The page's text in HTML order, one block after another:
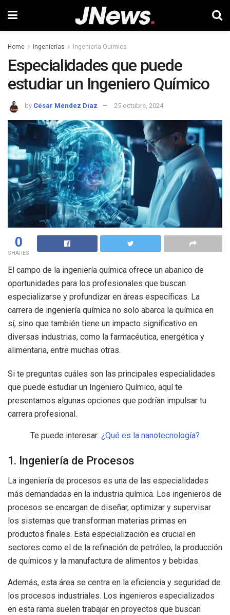
Home Ingenierías Ingeniería Química
Especialidades que puede
estudiar un Ingeniero Químico
by César Méndez Díaz 25 octubre, 2024
0
SHARES
El campo de la ingeniería química ofrece un abanico de
oportunidades para los profesionales que buscan
especializarse y profundizar en áreas específicas. La
carrera de ingeniería química no solo abarca la química en
sí, sino que también tiene un impacto significativo en
diversas industrias, como la farmacéutica, energética y
alimentaria, entre muchas otras.
Si te preguntas cuáles son las principales especialidades
que puede estudiar un Ingeniero Químico, aquí te
presentamos algunas opciones que podrían impulsar tu
carrera profesional.
Te puede interesar: ¿Qué es la nanotecnología?
1. Ingeniería de Procesos
La ingeniería de procesos es una de las especialidades
más demandadas en la industria química. Los ingenieros de
procesos se encargan de diseñar, optimizar y supervisar
los sistemas que transforman materias primas en
productos finales. Esta especialización es crucial en
sectores como el de la refinación de petróleo, la producción
de químicos y la manufactura de alimentos y bebidas.
Además, esta área se centra en la eficiencia y seguridad de
los procesos industriales. Los ingenieros especializados
en esta rama suelen trabajar en proyectos que buscan